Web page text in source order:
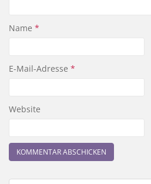
Name *
E-Mail-Adresse *
Website